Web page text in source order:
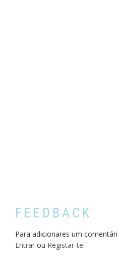
FEEDBACK
Para adicionares um
Entrar ou Registar-te.